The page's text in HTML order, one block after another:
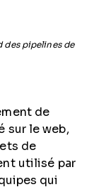
des pipelines de
de
sur le web,
de
utilisé par
qui